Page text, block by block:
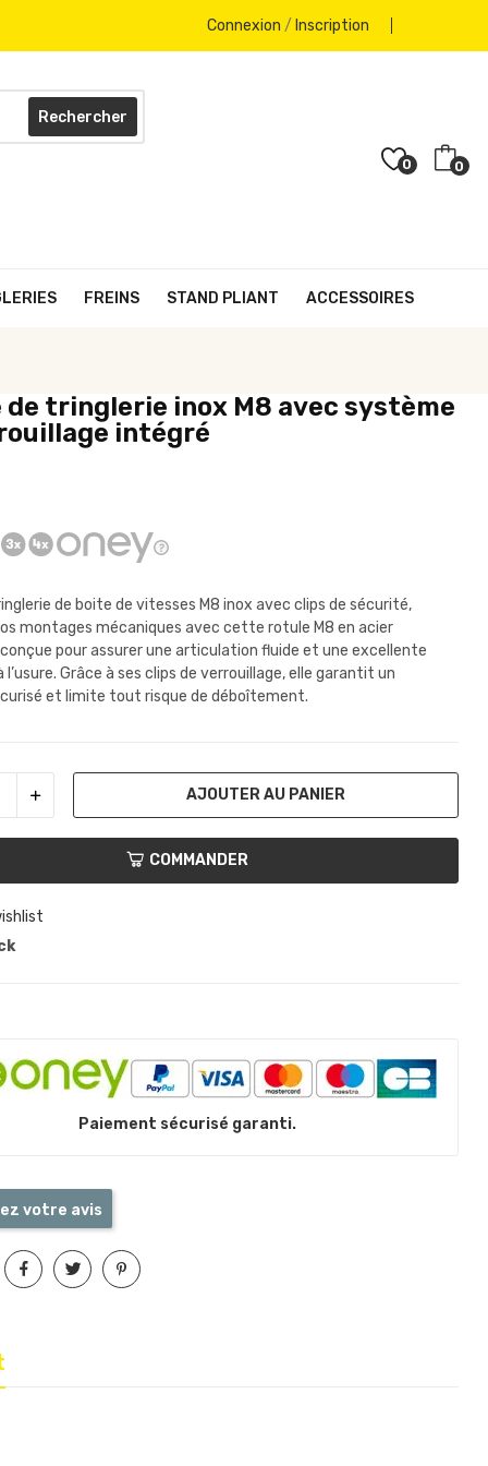
Connexion / Inscription
Rechercher
0 0
FREINS STAND PLIANT ACCESSOIRES
de tringlerie inox M8 avec système
intégré
de boite de vitesses M8 inox avec clips de sécurité,
montages mécaniques avec cette rotule M8 en acier
pour assurer une articulation fluide et une excellente
Grâce à ses clips de verrouillage, elle garantit un
et limite tout risque de déboîtement.
AJOUTER AU PANIER
COMMANDER
Paiement sécurisé garanti.
votre avis